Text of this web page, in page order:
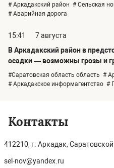
# Аркадакский район # Сельская
# Аварийная дорога
15:41
7 августа
В Аркадакский район в
осадки — возможны грозы и
#Саратовская область область #
# Аркадакское информагентство #
Контакты
412210, г. Аркадак,
sel-nov@yandex.ru